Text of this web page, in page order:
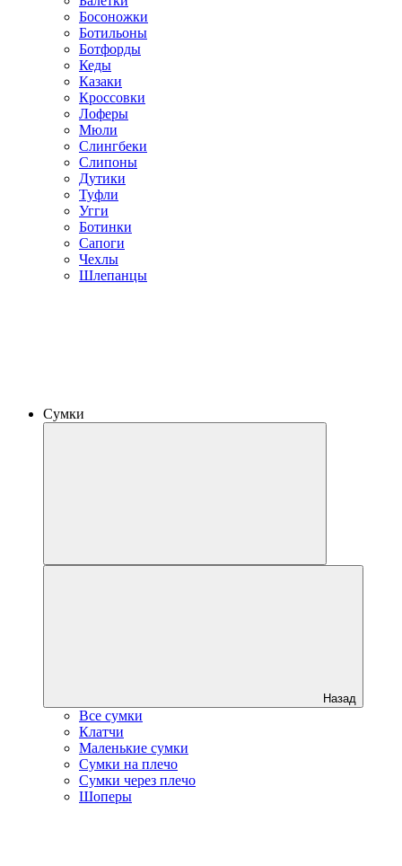
Босоножки
Ботильоны
Ботфорды
Кеды
Казаки
Кроссовки
Лоферы
Мюли
Слингбеки
Слипоны
Дутики
Туфли
Угги
Ботинки
Сапоги
Чехлы
Шлепанцы
Сумки
Назад
Все сумки
Клатчи
Маленькие сумки
Сумки на плечо
Сумки через плечо
Шоперы